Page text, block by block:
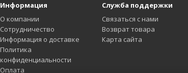
Информация
О компании
Сотрудничество
Информация о доставке
Политика
конфиденциальности
Оплата
Служба поддержки
Связаться с нами
Возврат товара
Карта сайта